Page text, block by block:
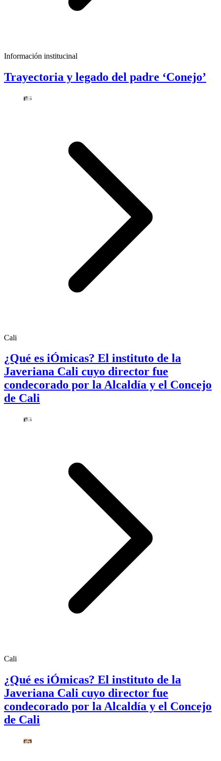
Información institucinal
Trayectoria y legado del padre ‘Conejo’
Cali
¿Qué es iÓmicas? El instituto de la
Javeriana Cali cuyo director fue
condecorado por la Alcaldía y el Concejo
de Cali
Cali
¿Qué es iÓmicas? El instituto de la
Javeriana Cali cuyo director fue
condecorado por la Alcaldía y el Concejo
de Cali